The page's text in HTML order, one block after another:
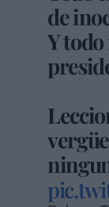
de
Y